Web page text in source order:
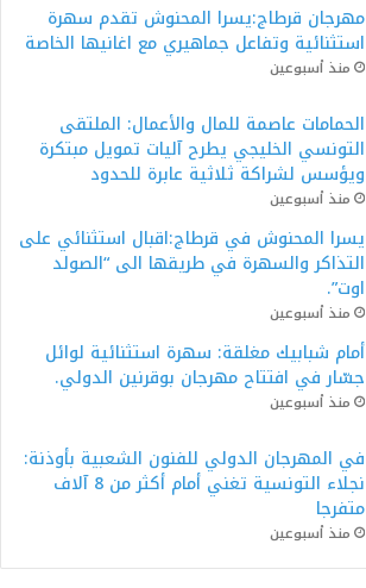
مهرجان قرطاج:يسرا المحنوش تقدم سهرة
استثنائية وتفاعل جماهيري مع اغانيها الخاصة
منذ أسبوعين
الحمامات عاصمة للمال والأعمال: الملتقى
التونسي الخليجي يطرح آليات تمويل مبتكرة
ويؤسس لشراكة ثلاثية عابرة للحدود
منذ أسبوعين
يسرا المحنوش في قرطاج:اقبال استثنائي على
التذاكر والسهرة في طريقها الى “الصولد
اوت”.
منذ أسبوعين
أمام شبابيك مغلقة: سهرة استثنائية لوائل
جسّار في افتتاح مهرجان بوقرنين الدولي.
منذ أسبوعين
في المهرجان الدولي للفنون الشعبية بأوذنة:
نجلاء التونسية تغني أمام أكثر من 8 آلاف
متفرجا
منذ أسبوعين